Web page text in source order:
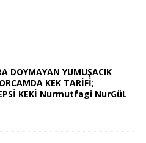
DOYMAYAN YUMUŞACIK
KEK TARİFİ;
KEKİ Nurmutfagi NurGüL